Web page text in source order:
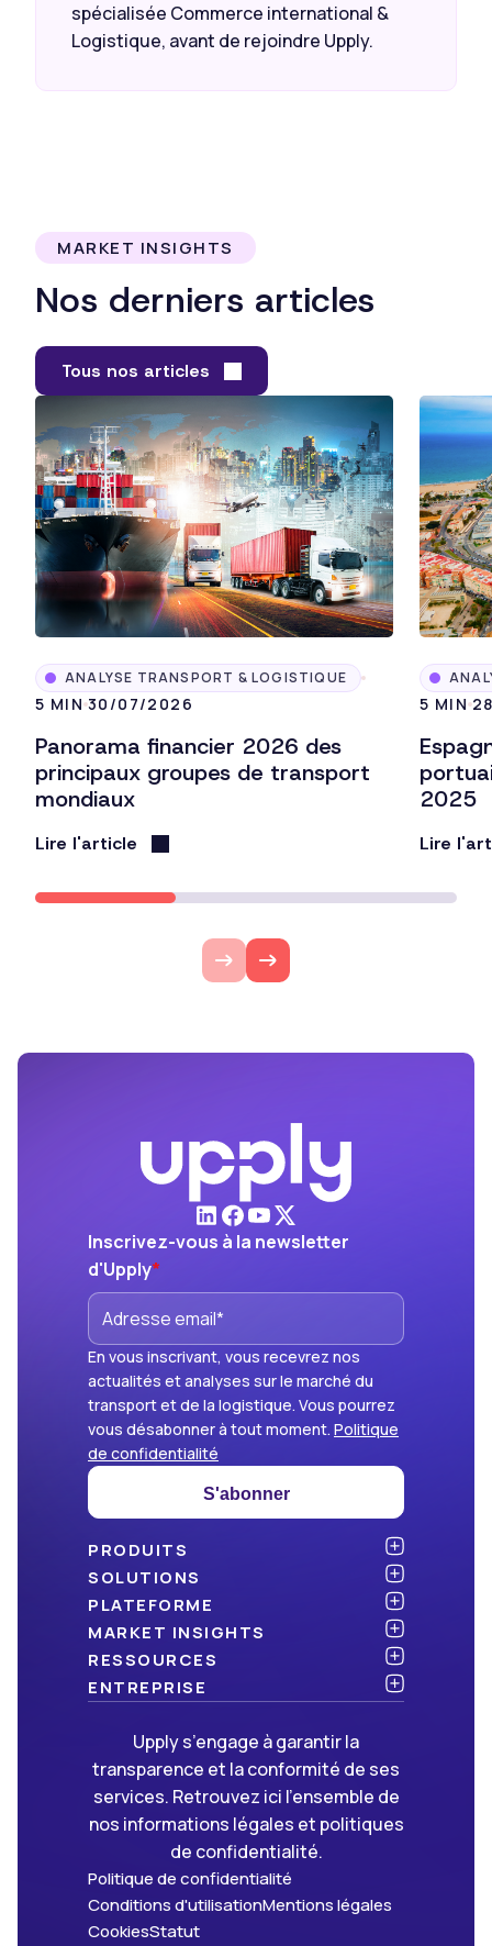
spécialisée Commerce international &
Logistique, avant de rejoindre Upply.
MARKET INSIGHTS
Nos derniers articles
Tous nos articles
ANALYSE TRANSPORT & LOGISTIQUE
5 MIN 30/07/2026
Panorama financier 2026 des
principaux groupes de transport
mondiaux
Lire l'article
5 MIN
2025
Lire
Inscrivez-vous à la newsletter
d'Upply*
En vous inscrivant, vous recevrez nos
actualités et analyses sur le marché du
transport et de la logistique. Vous pourrez
vous désabonner à tout moment. Politique
de confidentialité
S'abonner
PRODUITS
Atlas
NOUVEAU
Benchmark
Dashboard
Data Hub
NOUVEAU
Freight Management
Market Insights
SOLUTIONS
Chargeurs
Cabinets de conseil
Transporteurs et commissionnaires
PLATEFORME
API & intégration
Sécurité
Open data
MARKET INSIGHTS
Articles
Livres blancs
RESSOURCES
Blog
Événements & webinaires
Méthodologies
FAQ
ENTREPRISE
Nous rejoindre
ON RECRUTE !
Partenaires
Presse
Nous contacter
Upply s’engage à garantir la
transparence et la conformité de ses
services. Retrouvez ici l’ensemble de
nos informations légales et politiques
de confidentialité.
Politique de confidentialité
Conditions d'utilisationMentions légales
CookiesStatut